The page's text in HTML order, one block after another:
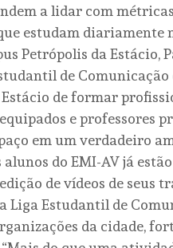
a lidar com
estudam diariamente
Petrópolis da
de
de formar
e professores
em um verdadeiro
alunos do EMI-AV já
de vídeos de seus
Liga Estudantil de
da cidade,